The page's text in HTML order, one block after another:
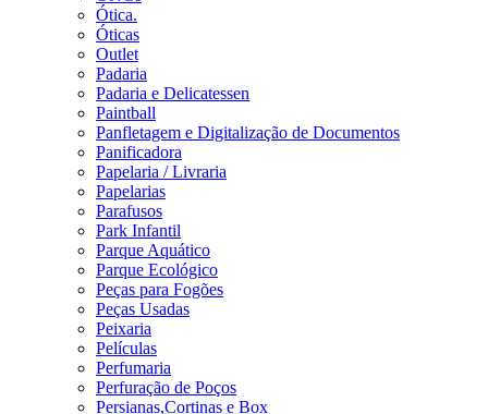
Ótica.
Óticas
Outlet
Padaria
Padaria e Delicatessen
Paintball
Panfletagem e Digitalização de Documentos
Panificadora
Papelaria / Livraria
Papelarias
Parafusos
Park Infantil
Parque Aquático
Parque Ecológico
Peças para Fogões
Peças Usadas
Peixaria
Películas
Perfumaria
Perfuração de Poços
Persianas,Cortinas e Box